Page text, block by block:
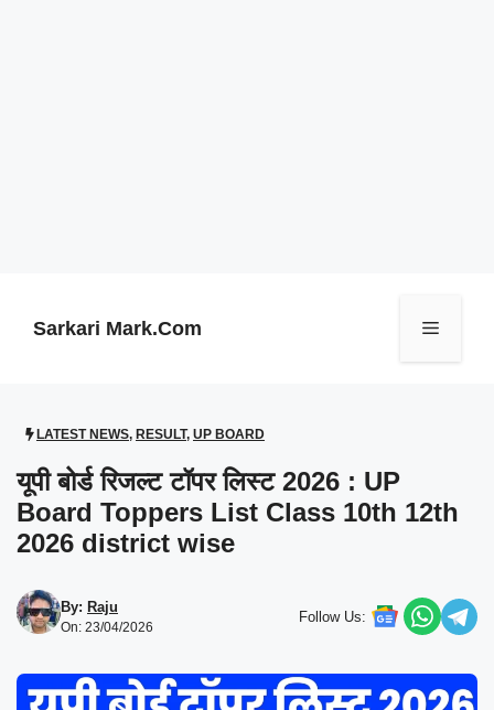
Sarkari Mark.Com Menu
LATEST NEWS, RESULT, UP BOARD
यूपी बोर्ड रिजल्ट टॉपर लिस्ट 2026 : UP
Board Toppers List Class 10th 12th
2026 district wise
By: Raju
On: 23/04/2026
Follow Us: